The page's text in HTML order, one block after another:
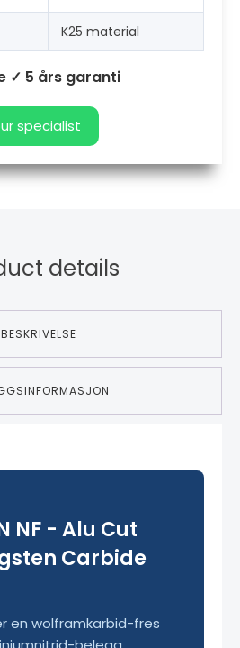
K25 material
✓ 5 års garanti
specialist
details
BESKRIVELSE
NF - Alu Cut
Carbide
en wolframkarbid-fres